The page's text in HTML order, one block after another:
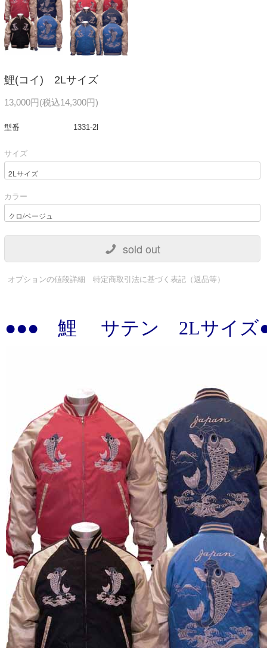
鯉(コイ) 2Lサイズ
13,000円(税込14,300円)
型番 1331-2l
サイズ
カラー
sold out
オプションの値段詳細 特定商取引法に基づく表記（返品等）
●●● 鯉 サテン 2Lサイズ